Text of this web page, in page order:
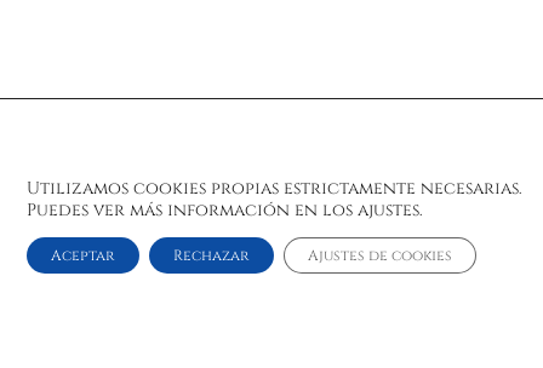
Utilizamos cookies propias estrictamente necesarias.
Puedes ver más información en los ajustes.
Aceptar Rechazar Ajustes de cookies